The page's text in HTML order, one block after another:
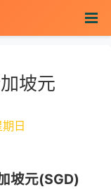
坡元
期日
坡元(SGD)